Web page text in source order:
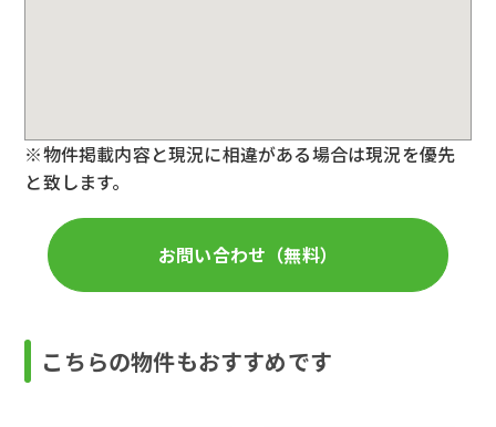
※物件掲載内容と現況に相違がある場合は現況を優先
と致します。
お問い合わせ（無料）
こちらの物件もおすすめです